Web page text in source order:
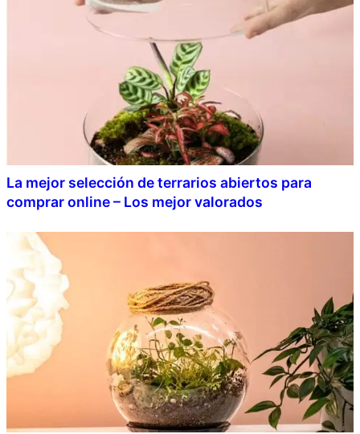
La mejor selección de terrarios abiertos para
comprar online – Los mejor valorados